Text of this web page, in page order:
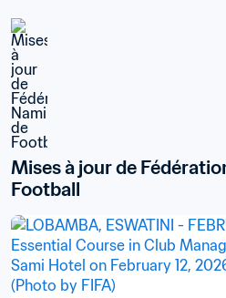
Mises à jour de
Football